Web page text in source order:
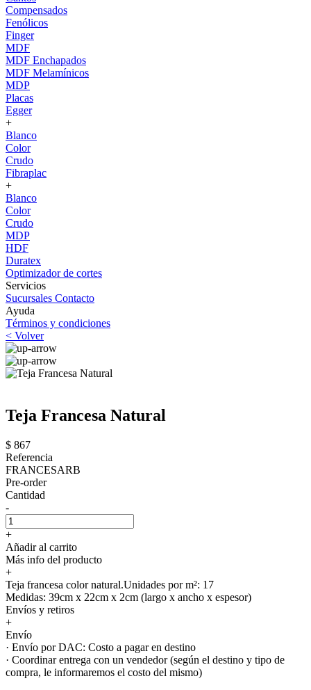
Compensados
Fenólicos
Finger
MDF
MDF Enchapados
MDF Melamínicos
MDP
Placas
Egger
+
Blanco
Color
Crudo
Fibraplac
+
Blanco
Color
Crudo
MDP
HDF
Duratex
Optimizador de cortes
Servicios
Sucursales Contacto
Ayuda
Términos y condiciones
< Volver
Teja Francesa Natural
$ 867
Referencia
FRANCESARB
Pre-order
Cantidad
-
+
Añadir al carrito
Más info del producto
+
Teja francesa color natural.Unidades por m²: 17
Medidas: 39cm x 22cm x 2cm (largo x ancho x espesor)
Envíos y retiros
+
Envío
· Envío por DAC: Costo a pagar en destino
· Coordinar entrega con un vendedor (según el destino y tipo de
compra, le informaremos el costo del mismo)